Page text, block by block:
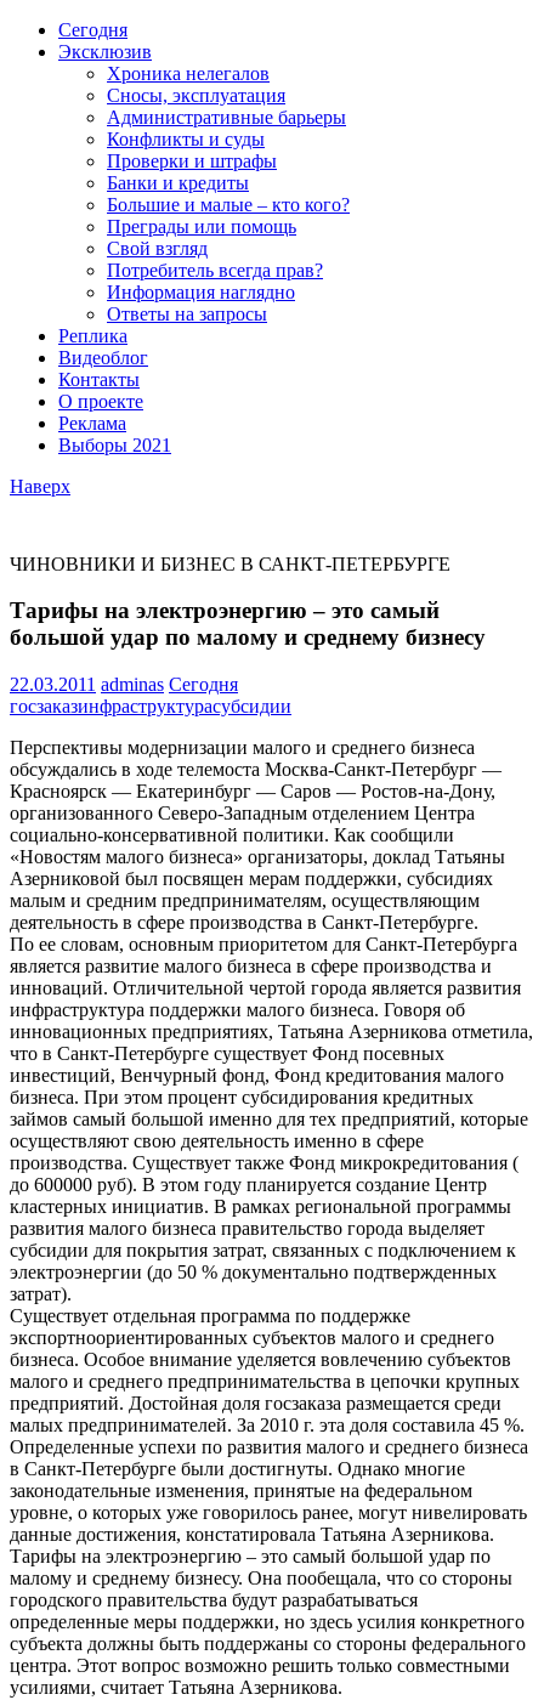
Сегодня
Эксклюзив
Хроника нелегалов
Сносы, эксплуатация
Административные барьеры
Конфликты и суды
Проверки и штрафы
Банки и кредиты
Большие и малые – кто кого?
Преграды или помощь
Свой взгляд
Потребитель всегда прав?
Информация наглядно
Ответы на запросы
Реплика
Видеоблог
Контакты
О проекте
Реклама
Выборы 2021
Наверх
ЧИНОВНИКИ И БИЗНЕС В САНКТ-ПЕТЕРБУРГЕ
Тарифы на электроэнергию – это самый
большой удар по малому и среднему бизнесу
22.03.2011 adminas Сегодня
госзаказинфраструктурасубсидии
Перспективы модернизации малого и среднего бизнеса
обсуждались в ходе телемоста Москва-Санкт-Петербург —
Красноярск — Екатеринбург — Саров — Ростов-на-Дону,
организованного Северо-Западным отделением Центра
социально-консервативной политики. Как сообщили
«Новостям малого бизнеса» организаторы, доклад Татьяны
Азерниковой был посвящен мерам поддержки, субсидиях
малым и средним предпринимателям, осуществляющим
деятельность в сфере производства в Санкт-Петербурге.
По ее словам, основным приоритетом для Санкт-Петербурга
является развитие малого бизнеса в сфере производства и
инноваций. Отличительной чертой города является развития
инфраструктура поддержки малого бизнеса. Говоря об
инновационных предприятиях, Татьяна Азерникова отметила,
что в Санкт-Петербурге существует Фонд посевных
инвестиций, Венчурный фонд, Фонд кредитования малого
бизнеса. При этом процент субсидирования кредитных
займов самый большой именно для тех предприятий, которые
осуществляют свою деятельность именно в сфере
производства. Существует также Фонд микрокредитования (
до 600000 руб). В этом году планируется создание Центр
кластерных инициатив. В рамках региональной программы
развития малого бизнеса правительство города выделяет
субсидии для покрытия затрат, связанных с подключением к
электроэнергии (до 50 % документально подтвержденных
затрат).
Существует отдельная программа по поддержке
экспортноориентированных субъектов малого и среднего
бизнеса. Особое внимание уделяется вовлечению субъектов
малого и среднего предпринимательства в цепочки крупных
предприятий. Достойная доля госзаказа размещается среди
малых предпринимателей. За 2010 г. эта доля составила 45 %.
Определенные успехи по развития малого и среднего бизнеса
в Санкт-Петербурге были достигнуты. Однако многие
законодательные изменения, принятые на федеральном
уровне, о которых уже говорилось ранее, могут нивелировать
данные достижения, констатировала Татьяна Азерникова.
Тарифы на электроэнергию – это самый большой удар по
малому и среднему бизнесу. Она пообещала, что со стороны
городского правительства будут разрабатываться
определенные меры поддержки, но здесь усилия конкретного
субъекта должны быть поддержаны со стороны федерального
центра. Этот вопрос возможно решить только совместными
усилиями, считает Татьяна Азерникова.